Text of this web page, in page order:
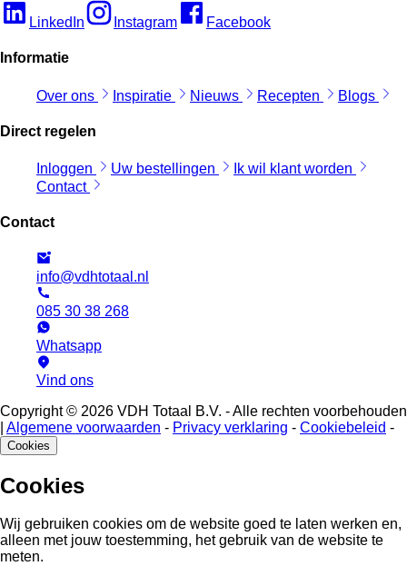
LinkedIn Instagram Facebook
Informatie
Over ons Inspiratie Nieuws Recepten Blogs
Direct regelen
Inloggen Uw bestellingen
Ik wil klant worden
Contact
Contact
info@vdhtotaal.nl
085 30 38 268
Whatsapp
Vind ons
Copyright © 2026 VDH Totaal B.V. - Alle rechten voorbehouden
Algemene voorwaarden - Privacy verklaring - Cookiebeleid -
Cookies
Cookies
Wij gebruiken cookies om de website goed te laten werken en,
alleen met jouw toestemming, het gebruik van de website te
meten.